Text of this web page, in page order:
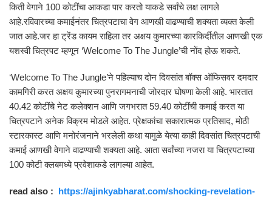
किती वेगाने 100 कोटींचा आकडा पार करतो याकडे सर्वांचे लक्ष लागले
आहे.रविवारच्या कमाईनंतर चित्रपटाचा वेग आणखी वाढण्याची शक्यता व्यक्त केली
जात आहे.जर हा ट्रेंड कायम राहिला तर अक्षय कुमारच्या कारकिर्दीतील आणखी एक
यशस्वी चित्रपट म्हणून ‘Welcome To The Jungle’ची नोंद होऊ शकते.
‘Welcome To The Jungle’ने पहिल्याच दोन दिवसांत बॉक्स ऑफिसवर दमदार
कामगिरी करत अक्षय कुमारच्या पुनरागमनाची जोरदार घोषणा केली आहे. भारतात
40.42 कोटींचे नेट कलेक्शन आणि जगभरात 59.40 कोटींची कमाई करत या
चित्रपटाने अनेक विक्रम मोडले आहेत. प्रेक्षकांचा सकारात्मक प्रतिसाद, मोठी
स्टारकास्ट आणि मनोरंजनाने भरलेली कथा यामुळे येत्या काही दिवसांत चित्रपटाची
कमाई आणखी वेगाने वाढण्याची शक्यता आहे. आता सर्वांच्या नजरा या चित्रपटाच्या
100 कोटी क्लबमध्ये प्रवेशाकडे लागल्या आहेत.
read also : https://ajinkyabharat.com/shocking-revelation-